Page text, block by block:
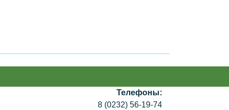
Телефоны:
8 (0232) 56-19-74